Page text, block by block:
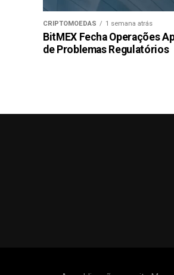
CRIPTOMOEDAS 1 semana atrás
BitMEX Fecha Operações
de Problemas Regulatórios